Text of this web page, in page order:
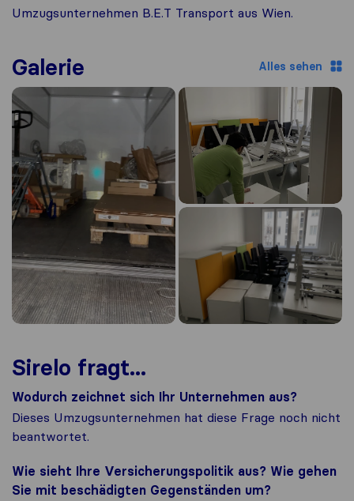
Umzugsunternehmen B.E.T Transport aus Wien.
Galerie Alles sehen
Sirelo fragt...
Wodurch zeichnet sich Ihr Unternehmen aus?
Dieses Umzugsunternehmen hat diese Frage noch nicht
beantwortet.
Wie sieht Ihre Versicherungspolitik aus? Wie gehen
Sie mit beschädigten Gegenständen um?